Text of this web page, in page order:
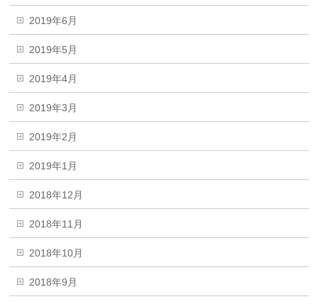
2019年6月
2019年5月
2019年4月
2019年3月
2019年2月
2019年1月
2018年12月
2018年11月
2018年10月
2018年9月